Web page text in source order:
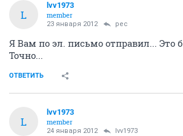
L
lvv1973
member
23 января 2012 pec
Я Вам по эл. письмо отправил... Это
Точно...
ОТВЕТИТЬ
L
lvv1973
member
24 января 2012 lvv1973